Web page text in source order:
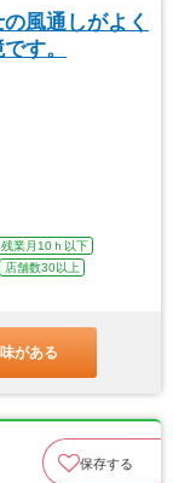
風通しがよく
す。
残業月10ｈ以下
店舗数30以上
がある
保存する